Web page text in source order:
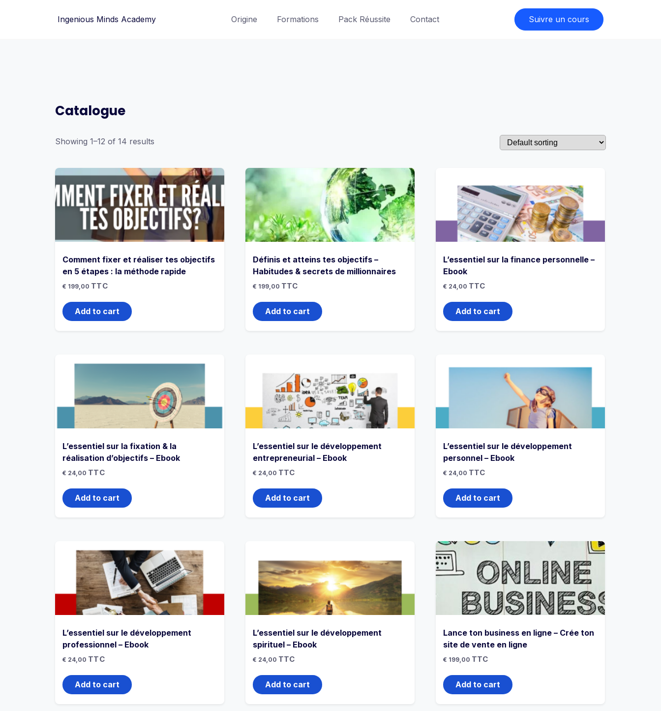
Ingenious Minds Academy Origine Formations Pack Réussite Contact Suivre un cours
Catalogue
Showing 1–12 of 14 results
Comment fixer et réaliser tes objectifs
en 5 étapes : la méthode rapide
€ 199,00 TTC
Add to cart
Définis et atteins tes objectifs –
Habitudes & secrets de millionnaires
€ 199,00 TTC
Add to cart
L’essentiel sur la finance personnelle –
Ebook
€ 24,00 TTC
Add to cart
L’essentiel sur la fixation & la
réalisation d’objectifs – Ebook
€ 24,00 TTC
Add to cart
L’essentiel sur le développement
entrepreneurial – Ebook
€ 24,00 TTC
Add to cart
L’essentiel sur le développement
personnel – Ebook
€ 24,00 TTC
Add to cart
L’essentiel sur le développement
professionnel – Ebook
€ 24,00 TTC
Add to cart
L’essentiel sur le développement
spirituel – Ebook
€ 24,00 TTC
Add to cart
Lance ton business en ligne – Crée ton
site de vente en ligne
€ 199,00 TTC
Add to cart